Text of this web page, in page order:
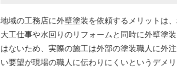
地域の工務店に外壁塗装を依頼するメリットは
大工仕事や水回りのリフォームと同時に外壁塗
はないため、実際の施工は外部の塗装職人に外
い要望が現場の職人に伝わりにくいというデメリ